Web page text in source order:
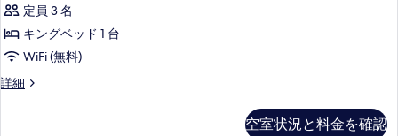
の
す
べ
て
定員 3 名
キングベッド 1 台
WiFi (無料)
詳細
Paradox
空室状況と料金を確認